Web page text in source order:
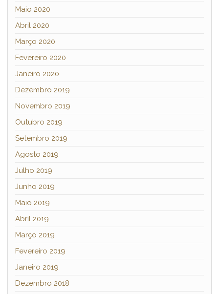
Maio 2020
Abril 2020
Março 2020
Fevereiro 2020
Janeiro 2020
Dezembro 2019
Novembro 2019
Outubro 2019
Setembro 2019
Agosto 2019
Julho 2019
Junho 2019
Maio 2019
Abril 2019
Março 2019
Fevereiro 2019
Janeiro 2019
Dezembro 2018